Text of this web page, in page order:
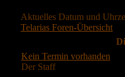
Aktuelles Datum und
Telarias Foren-Übersicht
Kein Termin vorhanden
Der Staff